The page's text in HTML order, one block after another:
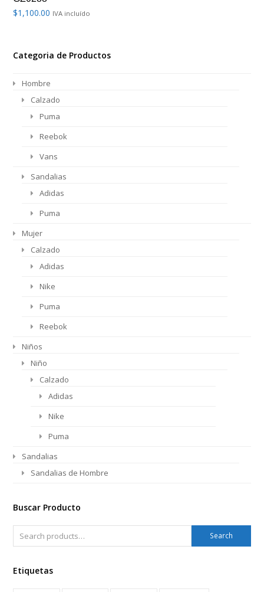
$1,100.00 IVA incluído
Categoria de Productos
Hombre
Calzado
Puma
Reebok
Vans
Sandalias
Adidas
Puma
Mujer
Calzado
Adidas
Nike
Puma
Reebok
Niños
Niño
Calzado
Adidas
Nike
Puma
Sandalias
Sandalias de Hombre
Buscar Producto
Search
Etiquetas